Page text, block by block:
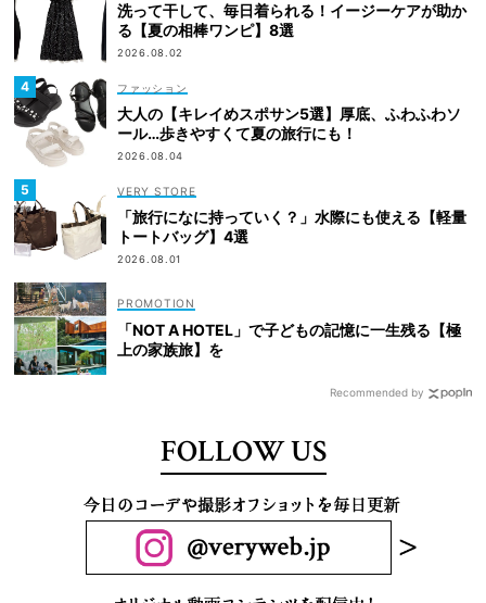
洗って干して、毎日着られる！イージーケアが助か
る【夏の相棒ワンピ】8選
2026.08.02
ファッション
大人の【キレイめスポサン5選】厚底、ふわふわソ
ール…歩きやすくて夏の旅行にも！
2026.08.04
VERY STORE
「旅行になに持っていく？」水際にも使える【軽量
トートバッグ】4選
2026.08.01
「NOT A HOTEL」で子どもの記憶に一生残る【極
上の家族旅】を
Recommended by
FOLLOW US